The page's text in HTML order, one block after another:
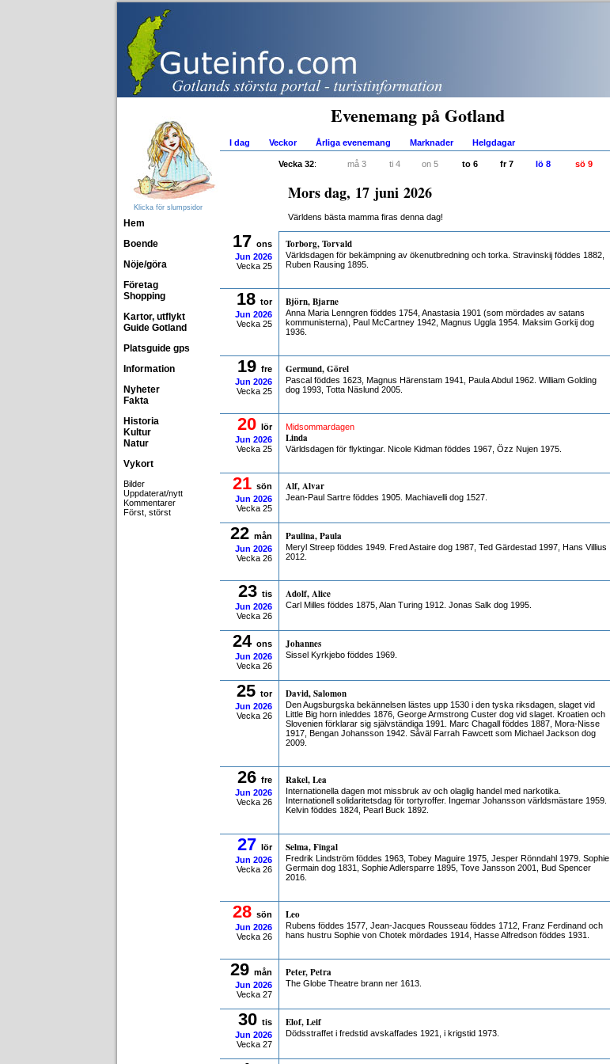
Klicka för slumpsidor
Hem
Boende
Nöje/göra
Företag
Shopping
Kartor, utflykt
Guide Gotland
Platsguide gps
Information
Nyheter
Fakta
Historia
Kultur
Natur
Vykort
Bilder
Uppdaterat/nytt
Kommentarer
Först, störst
Evenemang på Gotland
I dag Veckor Årliga evenemang Marknader Helgdagar
Vecka 32: må 3 ti 4 on 5 to 6 fr 7 lö 8 sö 9
Mors dag, 17 juni 2026
Världens bästa mamma firas denna dag!
17 ons
Jun 2026
Vecka 25
Torborg, Torvald
Världsdagen för bekämpning av ökenutbredning och torka. Stravinskij föddes 1882,
Ruben Rausing 1895.
18 tor
Jun 2026
Vecka 25
Björn, Bjarne
Anna Maria Lenngren föddes 1754, Anastasia 1901 (som mördades av satans
kommunisterna), Paul McCartney 1942, Magnus Uggla 1954. Maksim Gorkij dog
1936.
19 fre
Jun 2026
Vecka 25
Germund, Görel
Pascal föddes 1623, Magnus Härenstam 1941, Paula Abdul 1962. William Golding
dog 1993, Totta Näslund 2005.
20 lör
Jun 2026
Vecka 25
Midsommardagen
Linda
Världsdagen för flyktingar. Nicole Kidman föddes 1967, Özz Nujen 1975.
21 sön
Jun 2026
Vecka 25
Alf, Alvar
Jean-Paul Sartre föddes 1905. Machiavelli dog 1527.
22 mån
Jun 2026
Vecka 26
Paulina, Paula
Meryl Streep föddes 1949. Fred Astaire dog 1987, Ted Gärdestad 1997, Hans Villius
2012.
23 tis
Jun 2026
Vecka 26
Adolf, Alice
Carl Milles föddes 1875, Alan Turing 1912. Jonas Salk dog 1995.
24 ons
Jun 2026
Vecka 26
Johannes
Sissel Kyrkjebo föddes 1969.
25 tor
Jun 2026
Vecka 26
David, Salomon
Den Augsburgska bekännelsen lästes upp 1530 i den tyska riksdagen, slaget vid
Little Big horn inleddes 1876, George Armstrong Custer dog vid slaget. Kroatien och
Slovenien förklarar sig självständiga 1991. Marc Chagall föddes 1887, Mora-Nisse
1917, Bengan Johansson 1942. Såväl Farrah Fawcett som Michael Jackson dog
2009.
26 fre
Jun 2026
Vecka 26
Rakel, Lea
Internationella dagen mot missbruk av och olaglig handel med narkotika.
Internationell solidaritetsdag för tortyroffer. Ingemar Johansson världsmästare 1959.
Kelvin föddes 1824, Pearl Buck 1892.
27 lör
Jun 2026
Vecka 26
Selma, Fingal
Fredrik Lindström föddes 1963, Tobey Maguire 1975, Jesper Rönndahl 1979. Sophie
Germain dog 1831, Sophie Adlersparre 1895, Tove Jansson 2001, Bud Spencer
2016.
28 sön
Jun 2026
Vecka 26
Leo
Rubens föddes 1577, Jean-Jacques Rousseau föddes 1712, Franz Ferdinand och
hans hustru Sophie von Chotek mördades 1914, Hasse Alfredson föddes 1931.
29 mån
Jun 2026
Vecka 27
Peter, Petra
The Globe Theatre brann ner 1613.
30 tis
Jun 2026
Vecka 27
Elof, Leif
Dödsstraffet i fredstid avskaffades 1921, i krigstid 1973.